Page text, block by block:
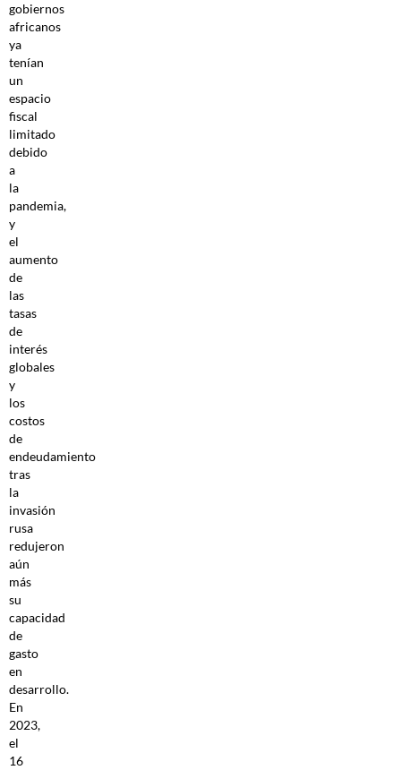
gobiernos
africanos
ya
tenían
un
espacio
fiscal
limitado
debido
a
la
pandemia,
y
el
aumento
de
las
tasas
de
interés
globales
y
los
costos
de
endeudamiento
tras
la
invasión
rusa
redujeron
aún
más
su
capacidad
de
gasto
en
desarrollo.
En
2023,
el
16